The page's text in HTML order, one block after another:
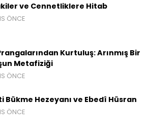
ve Cennetliklere Hitab
ÖNCE
Kurtuluş: Arınmış Bir
Metafiziği
ÖNCE
Bükme Hezeyanı ve Ebedî Hüsran
ÖNCE